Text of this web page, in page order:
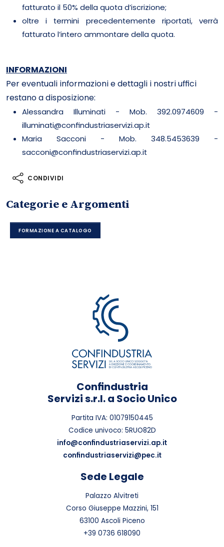
fatturato il 50% della quota d’iscrizione;
oltre i termini precedentemente riportati, verrà
fatturato l’intero ammontare della quota.
INFORMAZIONI
Per eventuali informazioni e dettagli i nostri uffici
restano a disposizione:
Alessandra Illuminati - Mob. 392.0974609 -
illuminati@confindustriaservizi.ap.it
Maria Sacconi - Mob. 348.5453639 -
sacconi@confindustriaservizi.ap.it
CONDIVIDI
Categorie e Argomenti
FORMAZIONE A CATALOGO
Confindustria
Servizi s.r.l. a Socio Unico
Partita IVA: 01079150445
Codice univoco: 5RUO82D
info@confindustriaservizi.ap.it
confindustriaservizi@pec.it
Sede Legale
Palazzo Alvitreti
Corso Giuseppe Mazzini, 151
63100 Ascoli Piceno
+39 0736 618090